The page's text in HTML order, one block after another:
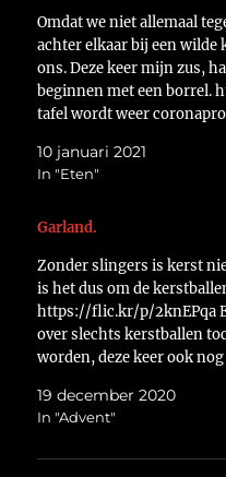
Omdat we niet allemaal
achter elkaar bij een wilde
ons. Deze keer mijn zus,
beginnen met een
tafel wordt weer
https://flic.kr/p/2krCq3o…
10 januari 2021
In "Eten"
Garland.
Zonder slingers is kerst
is het dus om de
https://flic.kr/p/2knEPqa
over slechts kerstballen
worden, deze keer ook
19 december 2020
In "Advent"